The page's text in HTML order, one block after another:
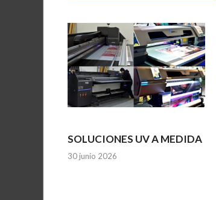
SOLUCIONES UV A MEDIDA
30 junio 2026